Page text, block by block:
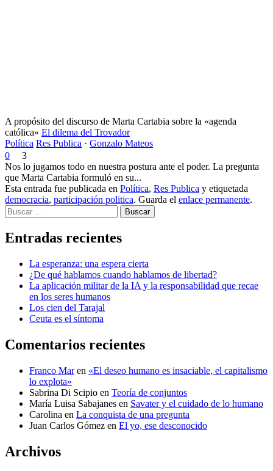
A propósito del discurso de Marta Cartabia sobre la «agenda
católica» El dilema del Trovador
Política Res Publica · Gonzalo Mateos
0
3
Nos lo jugamos todo en nuestra postura ante el poder. La pregunta
que Marta Cartabia formuló en su...
Esta entrada fue publicada en Política, Res Publica y etiquetada
democracia, participación politica. Guarda el enlace permanente.
Buscar
Entradas recientes
La esperanza: una espera cierta
¿De qué hablamos cuando hablamos de libertad?
La aplicación militar de la IA y la responsabilidad que recae
en los seres humanos
Los cien del Tarajal
Ceuta es el síntoma
Comentarios recientes
Franco Maren «El deseo humano es insaciable, el capitalismo
lo explota»
Sabrina Di Scipio en Teoría de conjuntos
María Luisa Sabajanes en Savater y el cuidado de lo humano
Carolina en La conquista de una pregunta
Juan Carlos Gómez en El yo, ese desconocido
Archivos